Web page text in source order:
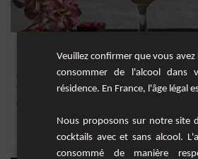
Toblerone
Cocktail au très beau visuel à base de crème de
mie...
, sirop de miel , crème fraîche ,
Veuillez confirmer que vous avez
consommer de l'alcool dans
résidence. En France, l'âge légal
Nous proposons sur notre site
cocktails avec et sans alcool.
consommé de manière